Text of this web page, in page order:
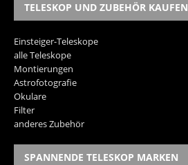
TELESKOP UND ZUBEHÖR KAUFEN
Einsteiger-Teleskope
alle Teleskope
Montierungen
Astrofotografie
Okulare
Filter
anderes Zubehör
SPANNENDE TELESKOP MARKEN